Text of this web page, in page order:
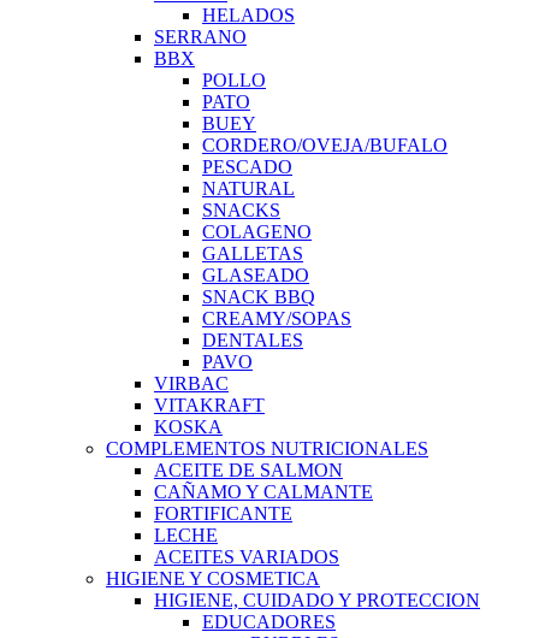
HELADOS
SERRANO
BBX
POLLO
PATO
BUEY
CORDERO/OVEJA/BUFALO
PESCADO
NATURAL
SNACKS
COLAGENO
GALLETAS
GLASEADO
SNACK BBQ
CREAMY/SOPAS
DENTALES
PAVO
VIRBAC
VITAKRAFT
KOSKA
COMPLEMENTOS NUTRICIONALES
ACEITE DE SALMON
CAÑAMO Y CALMANTE
FORTIFICANTE
LECHE
ACEITES VARIADOS
HIGIENE Y COSMETICA
HIGIENE, CUIDADO Y PROTECCION
EDUCADORES